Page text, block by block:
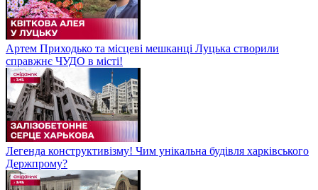
Артем Приходько та місцеві мешканці Луцька створили
справжнє ЧУДО в місті!
Легенда конструктивізму! Чим унікальна будівля харківського
Держпрому?